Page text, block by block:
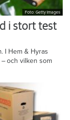
Foto: Getty Images
i stort test
I Hem & Hyras
och vilken som